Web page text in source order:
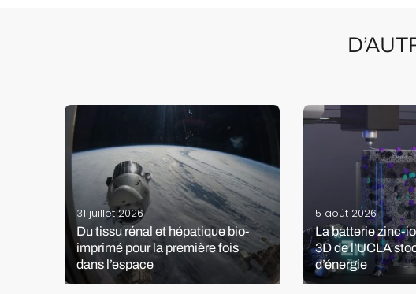
31 juillet 2026
Du tissu rénal et hépatique bio-
imprimé pour la première fois
dans l’espace
5 août 2026
La batterie zinc-
3D de l’UCLA
d’énergie